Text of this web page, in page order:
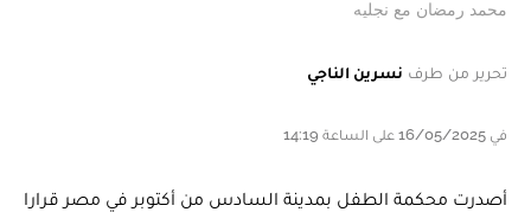
محمد رمضان مع نجليه
تحرير من طرف نسرين الناجي
في 16/05/2025 على الساعة 14:19
أصدرت محكمة الطفل بمدينة السادس من أكتوبر في مصر قرارا